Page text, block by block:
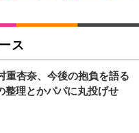
プC【2026新モデル 耐久
ホンジャック 変換 MFi認
蔵DAC 遅延なし 48ビット/9
ス
重杏奈、今後の抱負を語る
整理とかパパに丸投げせ